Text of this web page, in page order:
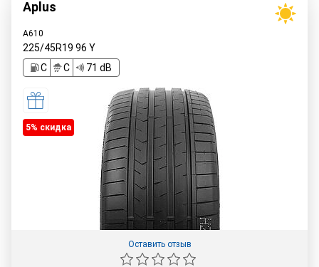
Aplus
A610
225/45R19 96 Y
C
C 71 dB
5% cкидка
Оставить отзыв